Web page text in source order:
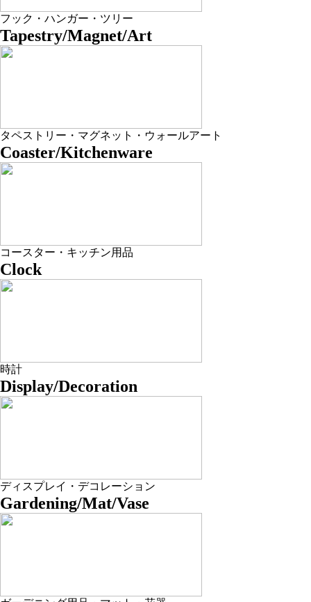
フック・ハンガー・ツリー
Tapestry/Magnet/Art
タペストリー・マグネット・ウォールアート
Coaster/Kitchenware
コースター・キッチン用品
Clock
時計
Display/Decoration
ディスプレイ・デコレーション
Gardening/Mat/Vase